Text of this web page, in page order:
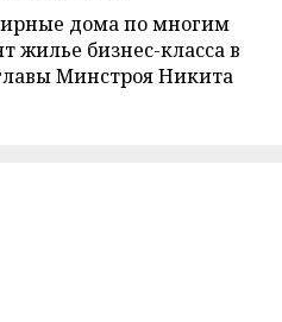
дома по многим
жилье бизнес-класса в
Минстроя Никита